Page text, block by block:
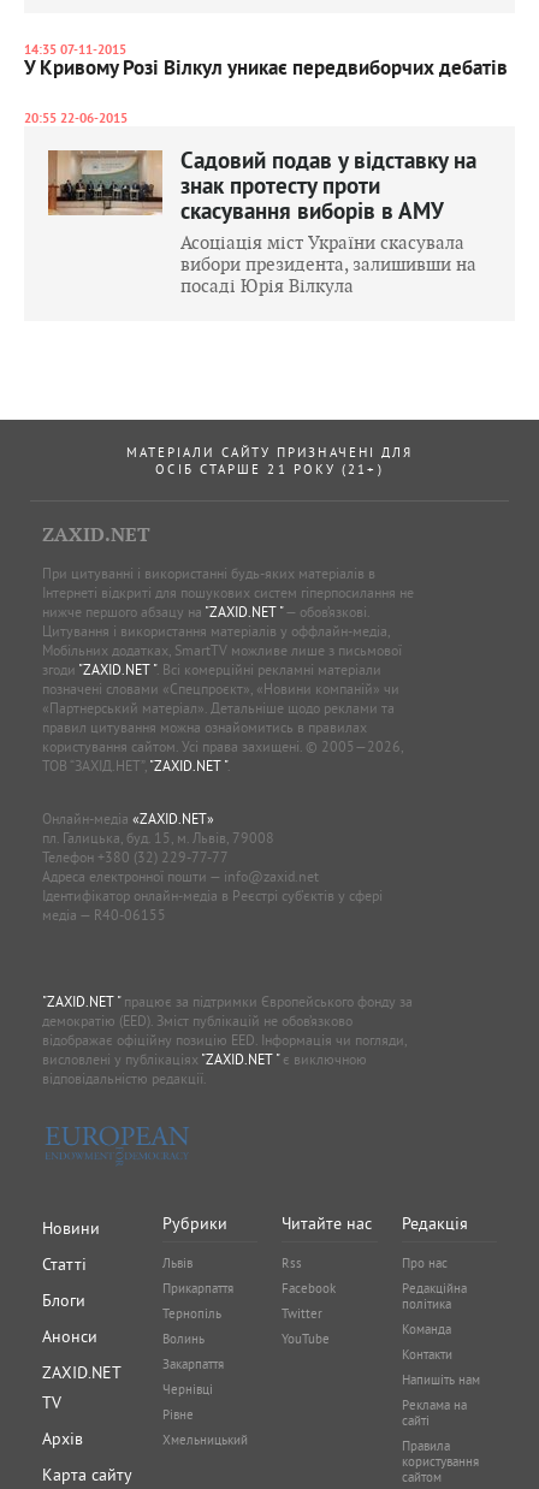
14:35 07-11-2015
У Кривому Розі Вілкул уникає передвиборчих дебатів
20:55 22-06-2015
Садовий подав у відставку на
знак протесту проти
скасування виборів в АМУ
Асоціація міст України скасувала
вибори президента, залишивши на
посаді Юрія Вілкула
МАТЕРІАЛИ САЙТУ ПРИЗНАЧЕНІ ДЛЯ
ОСІБ СТАРШЕ 21 РОКУ (21+)
ZAXID.NET
При цитуванні і використанні будь-яких матеріалів в
Інтернеті відкриті для пошукових систем гіперпосилання не
нижче першого абзацу на "ZAXID.NET "— обов’язкові.
Цитування і використання матеріалів у оффлайн-медіа,
Мобільних додатках, SmartTV можливе лише з письмової
згоди "ZAXID.NET ". Всі комерційні рекламні матеріали
позначені словами «Спецпроєкт», «Новини компаній» чи
«Партнерський матеріал». Детальніше щодо реклами та
правил цитування можна ознайомитись в правилах
користування сайтом. Усі права захищені. © 2005—2026,
ТОВ “ЗАХІД.НЕТ”, "ZAXID.NET ".
Онлайн-медіа «ZAXID.NET»
пл. Галицька, буд. 15, м. Львів, 79008
Телефон +380 (32) 229-77-77
Адреса електронної пошти — info@zaxid.net
Ідентифікатор онлайн-медіа в Реєстрі суб'єктів у сфері
медіа — R40-06155
"ZAXID.NET "працює за підтримки Європейського фонду за
демократію (EED). Зміст публікацій не обов’язково
відображає офіційну позицію EED. Інформація чи погляди,
висловлені у публікаціях "ZAXID.NET "є виключною
відповідальністю редакції.
Новини
Статті
Блоги
Анонси
ZAXID.NET
TV
Архів
Карта сайту
Рубрики
Львів
Прикарпаття
Тернопіль
Волинь
Закарпаття
Чернівці
Рівне
Хмельницький
Читайте нас
Rss
Facebook
Twitter
YouTube
Редакція
Про нас
Редакційна
політика
Команда
Контакти
Напишіть нам
Реклама на
сайті
Правила
користування
сайтом